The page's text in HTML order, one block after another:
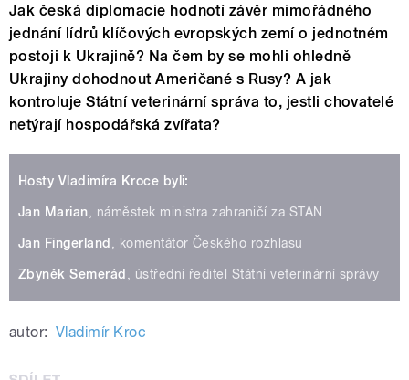
Jak česká diplomacie hodnotí závěr mimořádného
jednání lídrů klíčových evropských zemí o jednotném
postoji k Ukrajině? Na čem by se mohli ohledně
Ukrajiny dohodnout Američané s Rusy? A jak
kontroluje Státní veterinární správa to, jestli chovatelé
netýrají hospodářská zvířata?
Hosty Vladimíra Kroce byli:
Jan Marian , náměstek ministra zahraničí za STAN
Jan Fingerland , komentátor Českého rozhlasu
Zbyněk Semerád , ústřední ředitel Státní veterinární správy
autor: Vladimír Kroc